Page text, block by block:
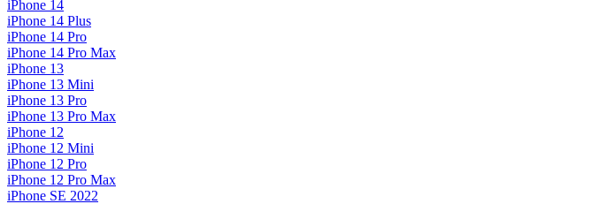
iPhone 14
iPhone 14 Plus
iPhone 14 Pro
iPhone 14 Pro Max
iPhone 13
iPhone 13 Mini
iPhone 13 Pro
iPhone 13 Pro Max
iPhone 12
iPhone 12 Mini
iPhone 12 Pro
iPhone 12 Pro Max
iPhone SE 2022